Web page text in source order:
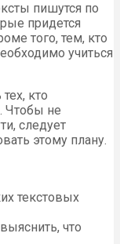
пишутся по
придется
того, тем, кто
учиться
кто
Чтобы не
следует
этому плану.
текстовых
что